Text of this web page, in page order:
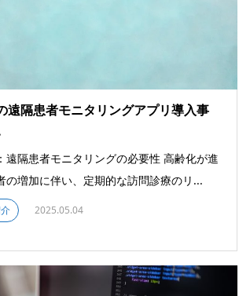
遠隔患者モニタリングアプリ導入事
遠隔患者モニタリングの必要性 高齢化が進
の増加に伴い、定期的な訪問診療のリ...
2025.05.04